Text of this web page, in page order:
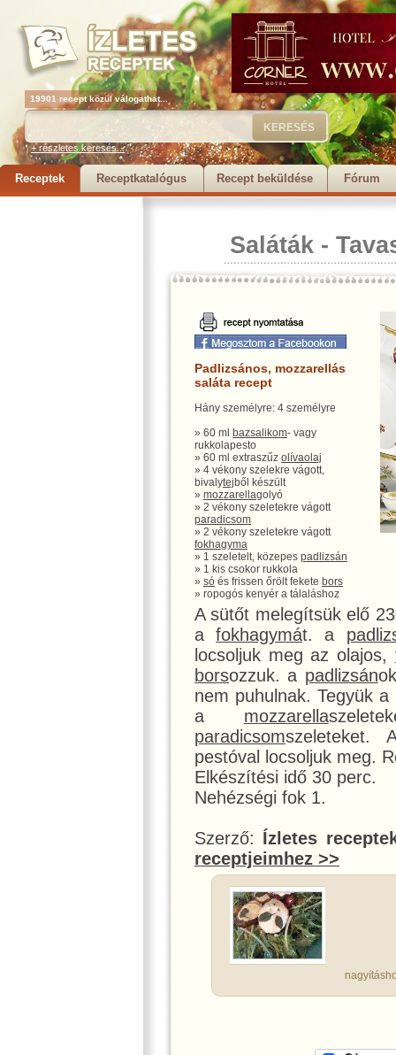
19901 recept közül válogathat...
+ részletes keresés...
Receptek Receptkatalógus Recept beküldése Fórum
Saláták -
Padlizsános, mozzarellás
saláta recept
Hány személyre: 4 személyre
» 60 ml bazsalikom- vagy
rukkolapesto
» 60 ml extraszűz olívaolaj
» 4 vékony szelekre vágott,
bivalytejből készült
» mozzarellagolyó
» 2 vékony szeletekre vágott
paradicsom
» 2 vékony szeletekre vágott
fokhagyma
» 1 szeletelt, közepes padlizsán
» 1 kis csokor rukkola
» só és frissen őrölt fekete bors
» ropogós kenyér a tálaláshoz
A sütőt melegítsük elő
afokhagymát. a
locsoljuk meg az olajos,
borsozzuk. a padlizsán
nem puhulnak. Tegyük a
a mozzarella
paradicsomszeleteket.
pestóval locsoljuk meg.
Elkészítési idő 30 perc.
Nehézségi fok 1.
Szerző: Ízletes
receptjeimhez >>